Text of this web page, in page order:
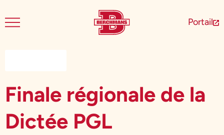
Portail
Finale régionale de la
Dictée PGL